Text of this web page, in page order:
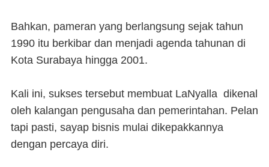
Bahkan, pameran yang berlangsung sejak tahun
1990 itu berkibar dan menjadi agenda tahunan di
Kota Surabaya hingga 2001.
Kali ini, sukses tersebut membuat LaNyalla dikenal
oleh kalangan pengusaha dan pemerintahan. Pelan
tapi pasti, sayap bisnis mulai dikepakkannya
dengan percaya diri.